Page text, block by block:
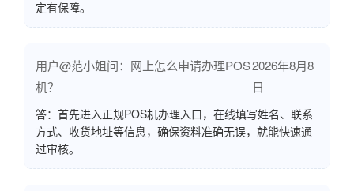
定有保障。
用户@范小姐问：网上怎么申请办理POS
机？
2026年8月8
日
答：首先进入正规POS机办理入口，在线填写姓名、联系
方式、收货地址等信息，确保资料准确无误，就能快速通
过审核。